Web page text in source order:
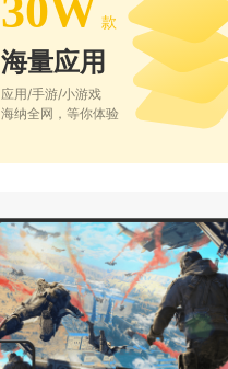
30W 款
海量应用
应用/手游/小游戏
海纳全网，等你体验